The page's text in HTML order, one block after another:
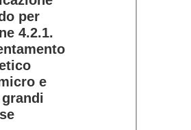
per
4.2.1.
e
grandi